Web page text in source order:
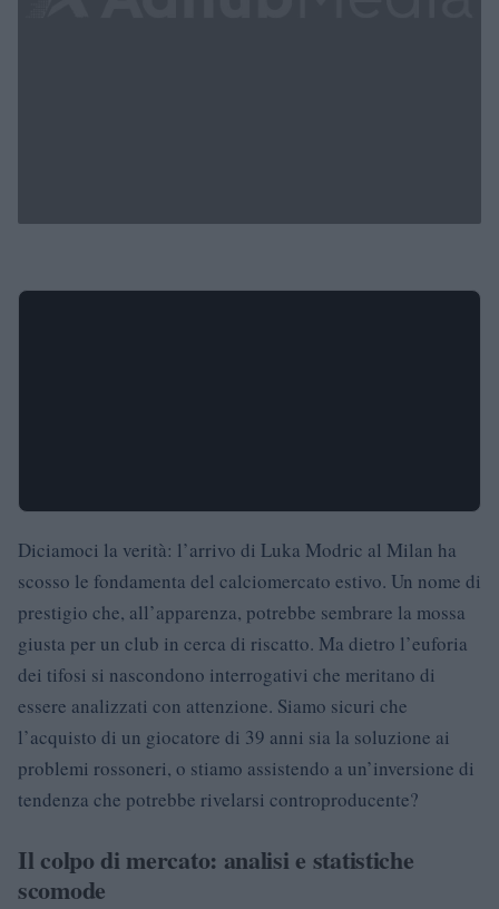
Diciamoci la verità: l’arrivo di Luka Modric al Milan ha
scosso le fondamenta del calciomercato estivo. Un nome di
prestigio che, all’apparenza, potrebbe sembrare la mossa
giusta per un club in cerca di riscatto. Ma dietro l’euforia
dei tifosi si nascondono interrogativi che meritano di
essere analizzati con attenzione. Siamo sicuri che
l’acquisto di un giocatore di 39 anni sia la soluzione ai
problemi rossoneri, o stiamo assistendo a un’inversione di
tendenza che potrebbe rivelarsi controproducente?
Il colpo di mercato: analisi e statistiche
scomode